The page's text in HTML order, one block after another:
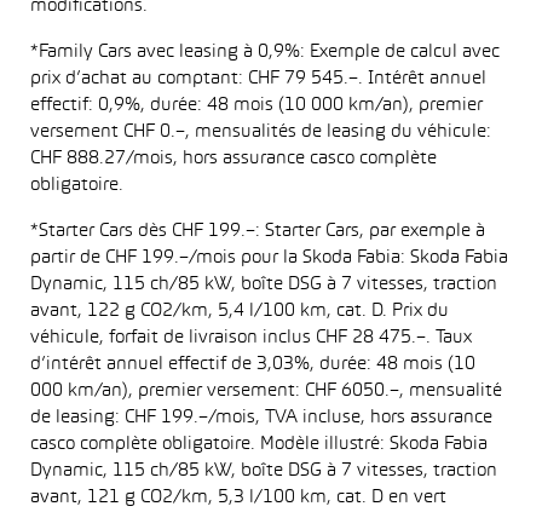
modifications.
*Family Cars avec leasing à 0,9%: Exemple de calcul avec
prix d’achat au comptant: CHF 79 545.–. Intérêt annuel
effectif: 0,9%, durée: 48 mois (10 000 km/an), premier
versement CHF 0.–, mensualités de leasing du véhicule:
CHF 888.27/mois, hors assurance casco complète
obligatoire.
*Starter Cars dès CHF 199.–: Starter Cars, par exemple à
partir de CHF 199.–/mois pour la Skoda Fabia: Skoda Fabia
Dynamic, 115 ch/85 kW, boîte DSG à 7 vitesses, traction
avant, 122 g CO2/km, 5,4 l/100 km, cat. D. Prix du
véhicule, forfait de livraison inclus CHF 28 475.–. Taux
d’intérêt annuel effectif de 3,03%, durée: 48 mois (10
000 km/an), premier versement: CHF 6050.–, mensualité
de leasing: CHF 199.–/mois, TVA incluse, hors assurance
casco complète obligatoire. Modèle illustré: Skoda Fabia
Dynamic, 115 ch/85 kW, boîte DSG à 7 vitesses, traction
avant, 121 g CO2/km, 5,3 l/100 km, cat. D en vert